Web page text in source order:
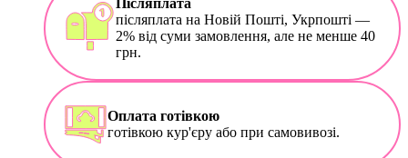
післяплата на Новій Пошті, Укрпошті —
2% від суми замовлення, але не менше 40
грн.
Оплата готівкою
готівкою кур'єру або при самовивозі.